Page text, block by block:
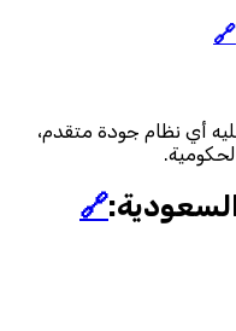
🔗
أي نظام جودة متقدم،
🔗